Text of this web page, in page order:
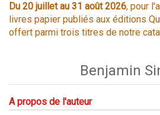
Du 20 juillet au 31 août 2026, pour
livres papier publiés aux éditions
offert parmi trois titres de notre
Benjamin
A propos de l'auteur